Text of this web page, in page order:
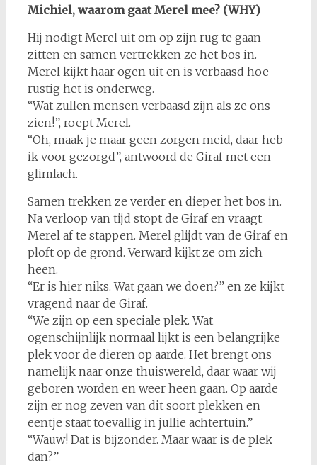
Michiel, waarom gaat Merel mee? (WHY)
Hij nodigt Merel uit om op zijn rug te gaan
zitten en samen vertrekken ze het bos in.
Merel kijkt haar ogen uit en is verbaasd hoe
rustig het is onderweg.
“Wat zullen mensen verbaasd zijn als ze ons
zien!”, roept Merel.
“Oh, maak je maar geen zorgen meid, daar heb
ik voor gezorgd”, antwoord de Giraf met een
glimlach.
Samen trekken ze verder en dieper het bos in.
Na verloop van tijd stopt de Giraf en vraagt
Merel af te stappen. Merel glijdt van de Giraf en
ploft op de grond. Verward kijkt ze om zich
heen.
“Er is hier niks. Wat gaan we doen?” en ze kijkt
vragend naar de Giraf.
“We zijn op een speciale plek. Wat
ogenschijnlijk normaal lijkt is een belangrijke
plek voor de dieren op aarde. Het brengt ons
namelijk naar onze thuiswereld, daar waar wij
geboren worden en weer heen gaan. Op aarde
zijn er nog zeven van dit soort plekken en
eentje staat toevallig in jullie achtertuin.”
“Wauw! Dat is bijzonder. Maar waar is de plek
dan?”